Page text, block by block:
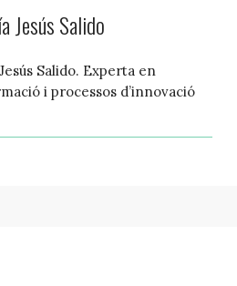
Jesús Salido
Salido. Experta en
i processos d’innovació